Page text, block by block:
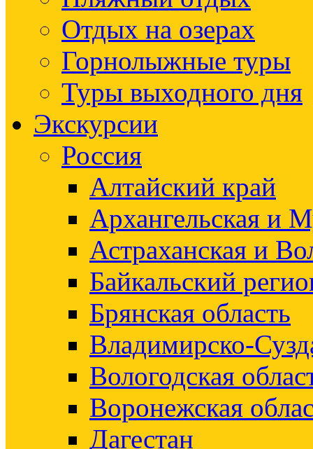
Отдых на озерах
Горнолыжные туры
Туры выходного дня
Экскурсии
Россия
Алтайский край
Архангельская и
Астраханская и
Байкальский
Брянская область
Владимирско-
Вологодская
Воронежская
Дагестан